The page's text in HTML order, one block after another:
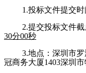
1 .投标文件提交时
2.提交投标文件截
30分00秒
3.地点：深圳市
冠商务大厦1403深圳